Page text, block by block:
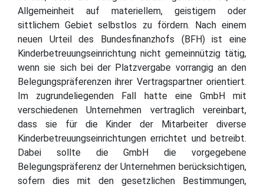
Allgemeinheit auf materiellem, geistigem oder
sittlichem Gebiet selbstlos zu fördern. Nach einem
neuen Urteil des Bundesfinanzhofs (BFH) ist eine
Kinderbetreuungseinrichtung nicht gemeinnützig tätig,
wenn sie sich bei der Platzvergabe vorrangig an den
Belegungspräferenzen ihrer Vertragspartner orientiert.
Im zugrundeliegenden Fall hatte eine GmbH mit
verschiedenen Unternehmen vertraglich vereinbart,
dass sie für die Kinder der Mitarbeiter diverse
Kinderbetreuungseinrichtungen errichtet und betreibt.
Dabei sollte die GmbH die vorgegebene
Belegungspräferenz der Unternehmen berücksichtigen,
sofern dies mit den gesetzlichen Bestimmungen,